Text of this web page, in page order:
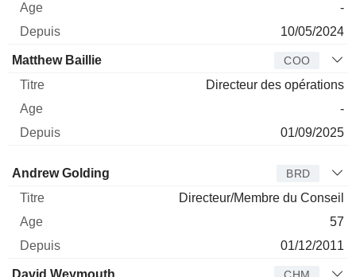
-
10/05/2024
Matthew Baillie COO
Directeur des opérations
-
01/09/2025
Administrateur Titre
Andrew Golding BRD
Directeur/Membre du Conseil
57
01/12/2011
David Weymouth